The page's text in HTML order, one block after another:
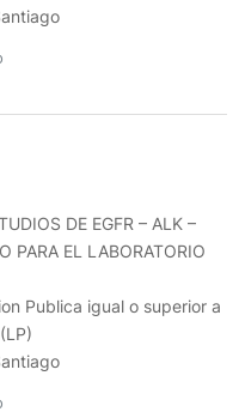
DE EGFR – ALK –
PARA EL LABORATORIO
Publica igual o superior a